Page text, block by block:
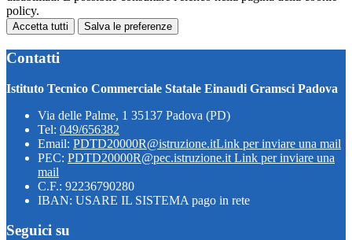
policy.
Accetta tutti Salva le preferenze
Contatti
Istituto Tecnico Commerciale Statale Einaudi Gramsci Padova
Via delle Palme, 1 35137 Padova (PD)
Tel: 049/656382
Email: PDTD20000R@istruzione.itLink per inviare una mail
PEC: PDTD20000R@pec.istruzione.it Link per inviare una
mail
C.F.: 92236790280
IBAN: USARE IL SISTEMA pago in rete
Seguici su